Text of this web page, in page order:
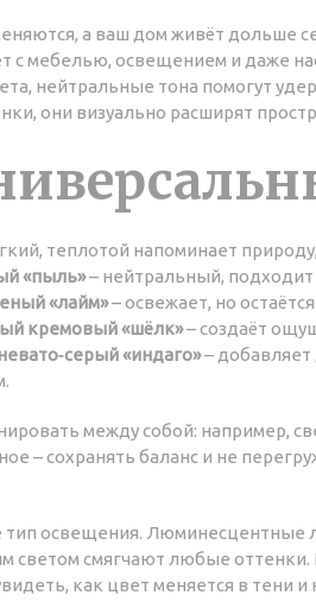
а ваш дом живёт дольше
с мебелью, освещением и даже
нейтральные тона помогут
они визуально расширят
теплотой напоминает
«пыль»– нейтральный, подходит
«лайм»– освежает, но
кремовый «шёлк»– создаёт
«индаго»– добавляет
между собой: например,
– сохранять баланс и не
тип освещения. Люминесцентные
светом смягчают любые оттенки.
как цвет меняется в тени и